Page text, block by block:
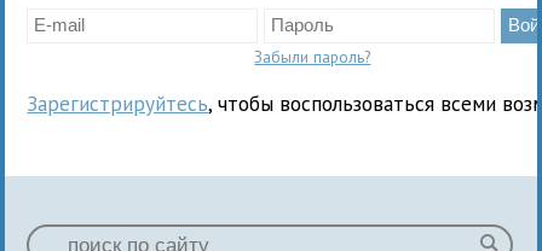
Забыли пароль?
Зарегистрируйтесь, чтобы воспользоваться всеми